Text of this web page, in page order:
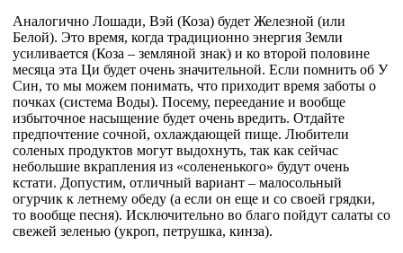
Аналогично Лошади, Вэй (Коза) будет Железной (или
Белой). Это время, когда традиционно энергия Земли
усиливается (Коза – земляной знак) и ко второй половине
месяца эта Ци будет очень значительной. Если помнить об У
Син, то мы можем понимать, что приходит время заботы о
почках (система Воды). Посему, переедание и вообще
избыточное насыщение будет очень вредить. Отдайте
предпочтение сочной, охлаждающей пище. Любители
соленых продуктов могут выдохнуть, так как сейчас
небольшие вкрапления из «солененького» будут очень
кстати. Допустим, отличный вариант – малосольный
огурчик к летнему обеду (а если он еще и со своей грядки,
то вообще песня). Исключительно во благо пойдут салаты со
свежей зеленью (укроп, петрушка, кинза).